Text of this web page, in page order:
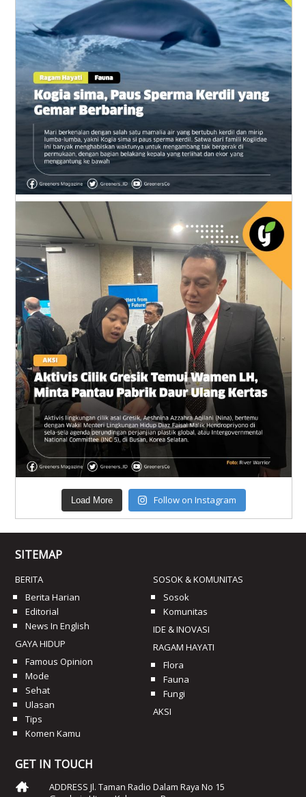
Load More Follow on Instagram
SITEMAP
BERITA
Berita Harian
Editorial
News In English
GAYA HIDUP
Famous Opinion
Mode
Sehat
Ulasan
Tips
Komen Kamu
SOSOK & KOMUNITAS
Sosok
Komunitas
IDE & INOVASI
RAGAM HAYATI
Flora
Fauna
Fungi
AKSI
GET IN TOUCH
ADDRESS Jl. Taman Radio Dalam Raya No 15